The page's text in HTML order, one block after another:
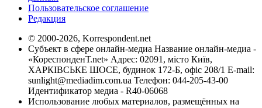
Пользовательское соглашение
Редакция
© 2000-2026, Korrespondent.net
Субъект в сфере онлайн-медиа Название онлайн-медиа -
«КореспонденТ.net» Адрес: 02091, місто Київ,
ХАРКІВСЬКЕ ШОСЕ, будинок 172-Б, офіс 208/1 E-mail:
sunlight@mediadim.com.ua Телефон: 044-205-43-00
Идентификатор медиа - R40-06068
Использование любых материалов, размещённых на